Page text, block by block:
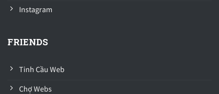
Instagram
FRIENDS
Tinh Cầu Web
Chợ Webs